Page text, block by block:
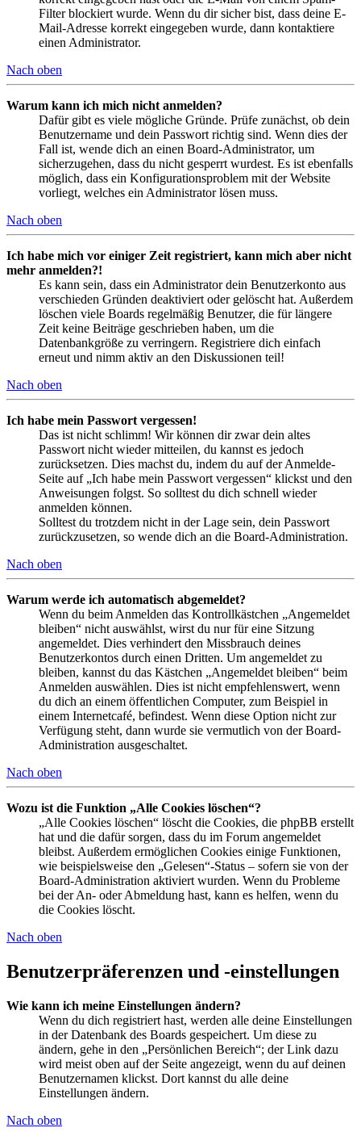
Filter blockiert wurde. Wenn du dir sicher bist, dass deine E-
Mail-Adresse korrekt eingegeben wurde, dann kontaktiere
einen Administrator.
Nach oben
Warum kann ich mich nicht anmelden?
Dafür gibt es viele mögliche Gründe. Prüfe zunächst, ob dein
Benutzername und dein Passwort richtig sind. Wenn dies der
Fall ist, wende dich an einen Board-Administrator, um
sicherzugehen, dass du nicht gesperrt wurdest. Es ist ebenfalls
möglich, dass ein Konfigurationsproblem mit der Website
vorliegt, welches ein Administrator lösen muss.
Nach oben
Ich habe mich vor einiger Zeit registriert, kann mich aber nicht
mehr anmelden?!
Es kann sein, dass ein Administrator dein Benutzerkonto aus
verschieden Gründen deaktiviert oder gelöscht hat. Außerdem
löschen viele Boards regelmäßig Benutzer, die für längere
Zeit keine Beiträge geschrieben haben, um die
Datenbankgröße zu verringern. Registriere dich einfach
erneut und nimm aktiv an den Diskussionen teil!
Nach oben
Ich habe mein Passwort vergessen!
Das ist nicht schlimm! Wir können dir zwar dein altes
Passwort nicht wieder mitteilen, du kannst es jedoch
zurücksetzen. Dies machst du, indem du auf der Anmelde-
Seite auf „Ich habe mein Passwort vergessen“ klickst und den
Anweisungen folgst. So solltest du dich schnell wieder
anmelden können.
Solltest du trotzdem nicht in der Lage sein, dein Passwort
zurückzusetzen, so wende dich an die Board-Administration.
Nach oben
Warum werde ich automatisch abgemeldet?
Wenn du beim Anmelden das Kontrollkästchen „Angemeldet
bleiben“ nicht auswählst, wirst du nur für eine Sitzung
angemeldet. Dies verhindert den Missbrauch deines
Benutzerkontos durch einen Dritten. Um angemeldet zu
bleiben, kannst du das Kästchen „Angemeldet bleiben“ beim
Anmelden auswählen. Dies ist nicht empfehlenswert, wenn
du dich an einem öffentlichen Computer, zum Beispiel in
einem Internetcafé, befindest. Wenn diese Option nicht zur
Verfügung steht, dann wurde sie vermutlich von der Board-
Administration ausgeschaltet.
Nach oben
Wozu ist die Funktion „Alle Cookies löschen“?
„Alle Cookies löschen“ löscht die Cookies, die phpBB erstellt
hat und die dafür sorgen, dass du im Forum angemeldet
bleibst. Außerdem ermöglichen Cookies einige Funktionen,
wie beispielsweise den „Gelesen“-Status – sofern sie von der
Board-Administration aktiviert wurden. Wenn du Probleme
bei der An- oder Abmeldung hast, kann es helfen, wenn du
die Cookies löscht.
Nach oben
Benutzerpräferenzen und -einstellungen
Wie kann ich meine Einstellungen ändern?
Wenn du dich registriert hast, werden alle deine Einstellungen
in der Datenbank des Boards gespeichert. Um diese zu
ändern, gehe in den „Persönlichen Bereich“; der Link dazu
wird meist oben auf der Seite angezeigt, wenn du auf deinen
Benutzernamen klickst. Dort kannst du alle deine
Einstellungen ändern.
Nach oben